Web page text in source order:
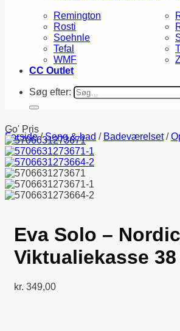
Remington
Rosti
Soehnle
Tefal
WMF
CC Outlet
Søg efter:
Forside / Seng & bad / Badeværelset /
Go' Pris
Eva Solo –
Viktualiekasse
kr. 349,00